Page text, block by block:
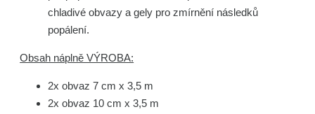
chladivé obvazy a gely pro zmírnění následků
popálení.
Obsah náplně VÝROBA:
2x obvaz 7 cm x 3,5 m
2x obvaz 10 cm x 3,5 m